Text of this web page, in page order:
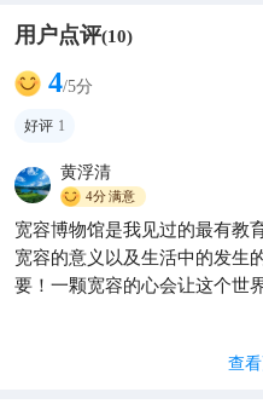
用户点评(10)
4/5分
好评 1
黄浮清
4分满意
宽容博物馆是我见过的最有教
宽容的意义以及生活中的发生
要！一颗宽容的心会让这个世
查